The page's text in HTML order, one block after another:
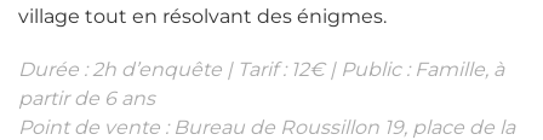
village tout en résolvant des énigmes.
Durée : 2h d’enquête | Tarif : 12€ | Public : Famille, à
partir de 6 ans
Point de vente : Bureau de Roussillon 19, place de la